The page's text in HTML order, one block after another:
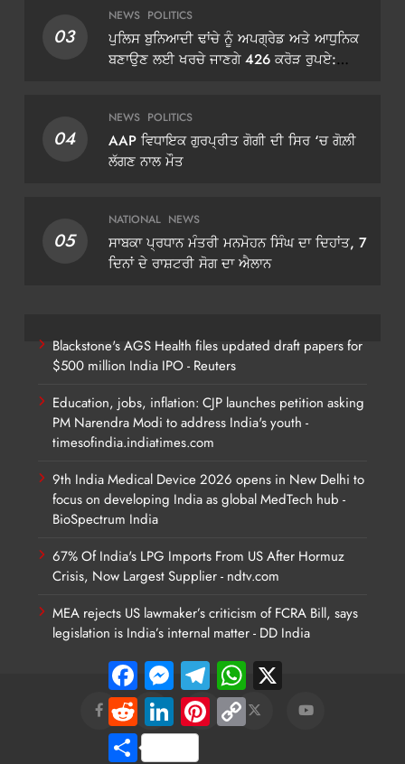
03
NEWS POLITICS
ਪੁਲਿਸ ਬੁਨਿਆਦੀ ਢਾਂਚੇ ਨੂੰ ਅਪਗ੍ਰੇਡ ਅਤੇ ਆਧੁਨਿਕ
ਬਣਾਉਣ ਲਈ ਖਰਚੇ ਜਾਣਗੇ 426 ਕਰੋੜ ਰੁਪਏ:
04
NEWS POLITICS
AAP ਵਿਧਾਇਕ ਗੁਰਪ੍ਰੀਤ ਗੋਗੀ ਦੀ ਸਿਰ ‘ਚ ਗੋਲ਼ੀ
ਲੱਗਣ ਨਾਲ ਮੌਤ
05
NATIONAL NEWS
ਸਾਬਕਾ ਪ੍ਰਧਾਨ ਮੰਤਰੀ ਮਨਮੋਹਨ ਸਿੰਘ ਦਾ ਦਿਹਾਂਤ, 7
ਦਿਨਾਂ ਦੇ ਰਾਸ਼ਟਰੀ ਸੋਗ ਦਾ ਐਲਾਨ
Blackstone's AGS Health files updated draft papers for
$500 million India IPO - Reuters
Education, jobs, inflation: CJP launches petition asking
PM Narendra Modi to address India's youth -
timesofindia.indiatimes.com
9th India Medical Device 2026 opens in New Delhi to
focus on developing India as global MedTech hub -
BioSpectrum India
67% Of India's LPG Imports From US After Hormuz
Crisis, Now Largest Supplier - ndtv.com
MEA rejects US lawmaker’s criticism of FCRA Bill, says
legislation is India’s internal matter - DD India
FacebookMessengerTelegramWhatsApp
Reddit LinkedInPinterestCopy
Link
Share